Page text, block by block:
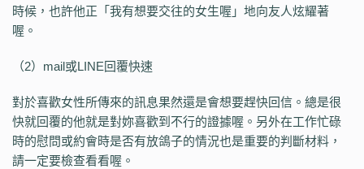
時候，也許他正「我有想要交往的女生喔」地向友人炫耀著
喔。
（2）mail或LINE回覆快速
對於喜歡女性所傳來的訊息果然還是會想要趕快回信。總是很
快就回覆的他就是對妳喜歡到不行的證據喔。另外在工作忙碌
時的慰問或約會時是否有放鴿子的情況也是重要的判斷材料，
請一定要檢查看看喔。